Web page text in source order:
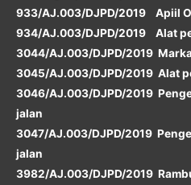
933/AJ.003/DJPD/2019 Apiil
934/AJ.003/DJPD/2019 Alat
3044/AJ.003/DJPD/2019
3045/AJ.003/DJPD/2019 Alat
3046/AJ.003/DJPD/2019
jalan
3047/AJ.003/DJPD/2019
jalan
3982/AJ.003/DJPD/2019